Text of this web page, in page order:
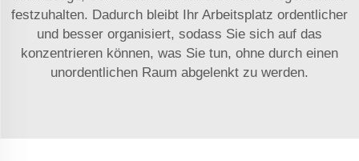
festzuhalten. Dadurch bleibt Ihr Arbeitsplatz ordentlicher
und besser organisiert, sodass Sie sich auf das
konzentrieren können, was Sie tun, ohne durch einen
unordentlichen Raum abgelenkt zu werden.